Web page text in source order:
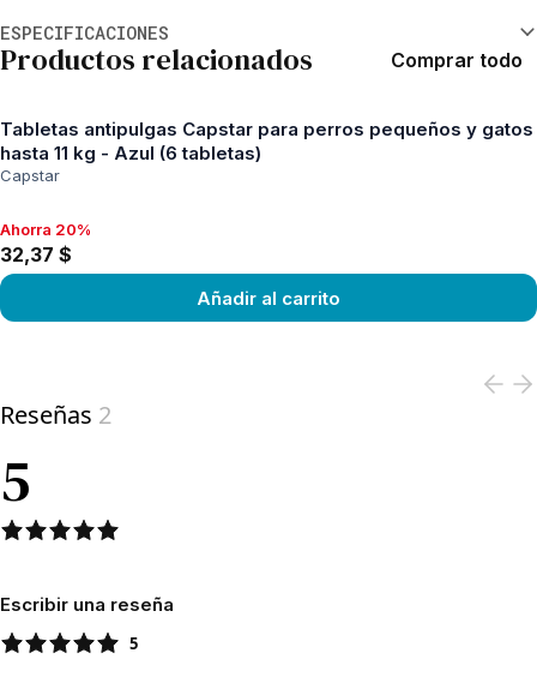
ESPECIFICACIONES
Productos relacionados Comprar todo
Tabletas antipulgas Capstar para perros pequeños y gatos
hasta 11 kg - Azul (6 tabletas)
Capstar
Ahorra 20%, 32,37 $
Ahorra 20%
32,37 $
Añadir al carrito
Reseñas 2
5
Escribir una reseña
5